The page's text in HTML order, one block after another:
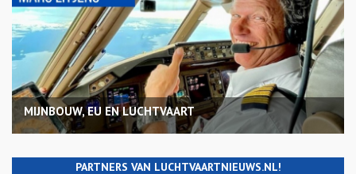
MIJNBOUW, EU EN LUCHTVAART
PARTNERS VAN LUCHTVAARTNIEUWS.NL!